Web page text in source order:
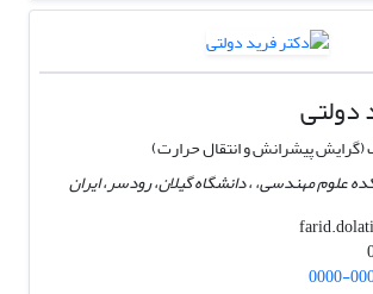
دولتی
پیشرانش و انتقال حرارت)
علوم مهندسی، ، دانشگاه گیلان، رودسر، ایران
0000-